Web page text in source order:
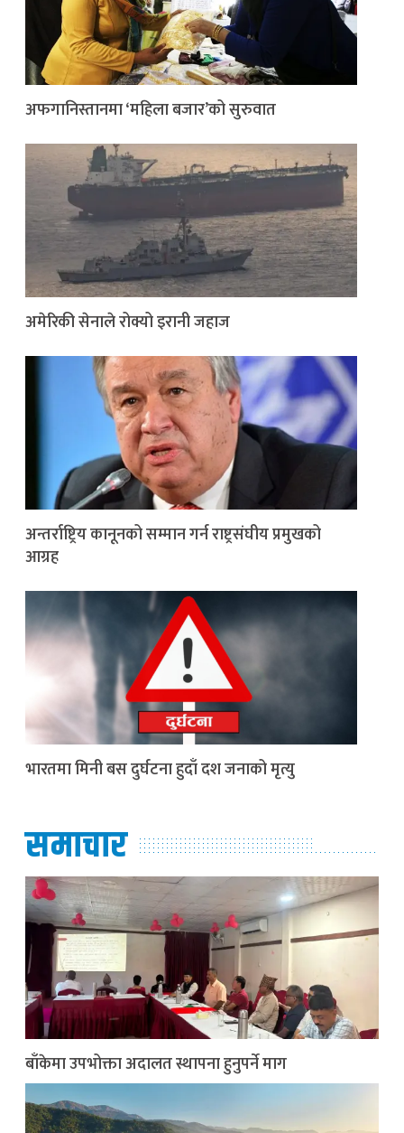
अफगानिस्तानमा ‘महिला बजार’को सुरुवात
अमेरिकी सेनाले रोक्यो इरानी जहाज
अन्तर्राष्ट्रिय कानूनको सम्मान गर्न राष्ट्रसंघीय प्रमुखको
आग्रह
भारतमा मिनी बस दुर्घटना हुदाँ दश जनाको मृत्यु
समाचार
बाँकेमा उपभोक्ता अदालत स्थापना हुनुपर्ने माग